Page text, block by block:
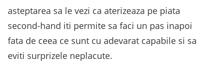
asteptarea sa le vezi ca aterizeaza pe piata
second-hand iti permite sa faci un pas inapoi
fata de ceea ce sunt cu adevarat capabile si sa
eviti surprizele neplacute.